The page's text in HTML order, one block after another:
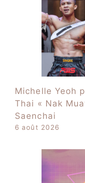
Michelle Yeoh
Thai « Nak
Saenchai
6 août 2026